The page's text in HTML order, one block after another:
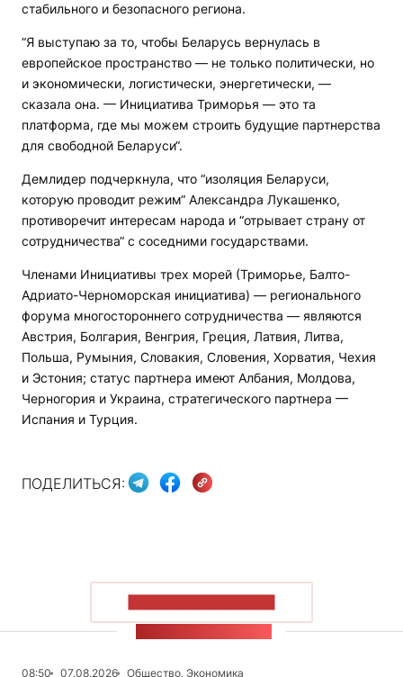
стабильного и безопасного региона.
“Я выступаю за то, чтобы Беларусь вернулась в
европейское пространство — не только политически, но
и экономически, логистически, энергетически, —
сказала она. — Инициатива Триморья — это та
платформа, где мы можем строить будущие партнерства
для свободной Беларуси“.
Демлидер подчеркнула, что “изоляция Беларуси,
которую проводит режим“ Александра Лукашенко,
противоречит интересам народа и “отрывает страну от
сотрудничества“ с соседними государствами.
Членами Инициативы трех морей (Триморье, Балто-
Адриато-Черноморская инициатива) — регионального
форума многостороннего сотрудничества — являются
Австрия, Болгария, Венгрия, Греция, Латвия, Литва,
Польша, Румыния, Словакия, Словения, Хорватия, Чехия
и Эстония; статус партнера имеют Албания, Молдова,
Черногория и Украина, стратегического партнера —
Испания и Турция.
ПОДЕЛИТЬСЯ:
08:50 07.08.2026 Общество, Экономика